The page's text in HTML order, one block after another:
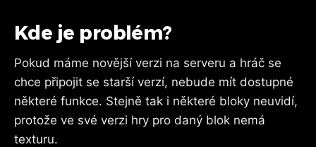
Kde je problém?
Pokud máme novější verzi na serveru a hráč se
chce připojit se starší verzí, nebude mít dostupné
některé funkce. Stejně tak i některé bloky neuvidí,
protože ve své verzi hry pro daný blok nemá
texturu.